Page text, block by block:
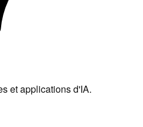
et applications d'IA.